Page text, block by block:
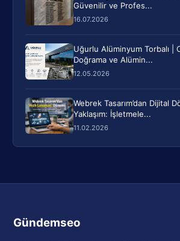
Güvenilir ve Profes...
16.07.2026
Uğurlu Alüminyum Torbalı |
Doğrama ve Alümin...
12.05.2026
Webrek Tasarım’dan Dijital
Yaklaşım: İşletmele...
11.02.2026
Gündemseo